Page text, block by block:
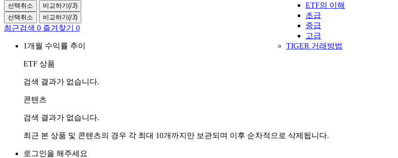
ETF의 이해
초급
중급
고급
TIGER 거래방법
선택취소
비교하기(/3)
선택취소
비교하기(/3)
최근검색 0 즐겨찾기 0
1개월 수익률 추이
ETF 상품
검색 결과가 없습니다.
콘텐츠
검색 결과가 없습니다.
최근 본 상품 및 콘텐츠의 경우 각 최대 10개까지만 보관되며 이후 순차적으로 삭제됩니다.
로그인을 해주세요